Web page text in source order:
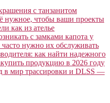
с танзанитом
нужное, чтобы ваши проекты
как из ателье
с замками капота у
нужно их обслуживать
как найти надежного
продукцию в 2026 году
в мир трассировки и DLSS —